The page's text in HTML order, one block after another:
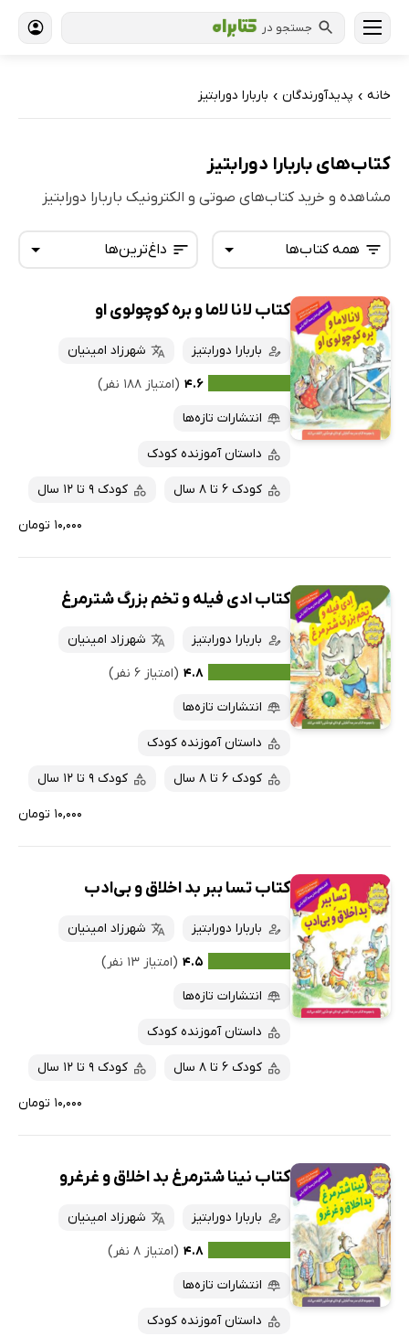
جستجو در
خانه › پدیدآورندگان › باربارا دورابتیز
کتاب‌های باربارا دورابتیز
مشاهده و خرید کتاب‌های صوتی و الکترونیک باربارا دورابتیز
داغ‌ترین‌ها
تازه‌ها
داغ‌ترین‌ها
پرفروش‌ها
پربحث‌ها
ارزان ترین‌ها
همه کتاب‌ها
همه کتاب‌ها
کتاب‌های صوتی
کتاب‌های متنی
کتاب لانا لاما و بره کوچولوی او
باربارا دورابتیز
شهرزاد امینیان
۴.۶ (امتیاز ۱۸۸ نفر)
انتشارات تازه‌ها
داستان آموزنده کودک
کودک 6 تا 8 سال کودک 9 تا 12 سال
۱۰,۰۰۰ تومان
کتاب ادی فیله و تخم بزرگ شترمرغ
باربارا دورابتیز
شهرزاد امینیان
۴.۸ (امتیاز ۶ نفر)
انتشارات تازه‌ها
داستان آموزنده کودک
کودک 6 تا 8 سال کودک 9 تا 12 سال
۱۰,۰۰۰ تومان
کتاب تسا ببر بد اخلاق و بی‌ادب
باربارا دورابتیز
شهرزاد امینیان
۴.۵ (امتیاز ۱۳ نفر)
انتشارات تازه‌ها
داستان آموزنده کودک
کودک 6 تا 8 سال کودک 9 تا 12 سال
۱۰,۰۰۰ تومان
کتاب نینا شترمرغ بد اخلاق و غرغرو
باربارا دورابتیز
شهرزاد امینیان
۴.۸ (امتیاز ۸ نفر)
انتشارات تازه‌ها
داستان آموزنده کودک